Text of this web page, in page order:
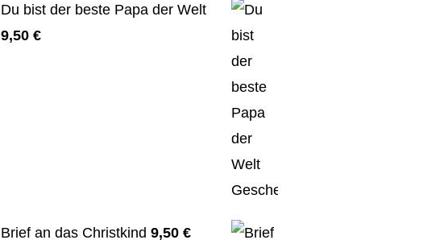
Du bist der beste Papa der Welt
9,50€
Brief an das Christkind 9,50€